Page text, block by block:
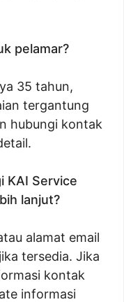
pelamar?
35 tahun,
tergantung
hubungi kontak
KAI Service
lanjut?
alamat email
tersedia. Jika
kontak
informasi